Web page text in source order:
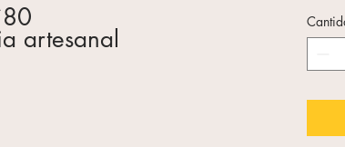
artesanal